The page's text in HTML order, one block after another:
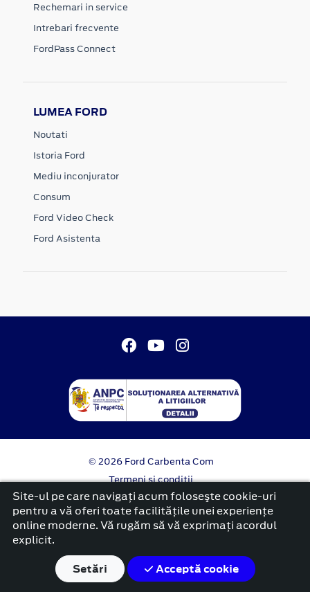
Rechemari in service
Intrebari frecvente
FordPass Connect
LUMEA FORD
Noutati
Istoria Ford
Mediu inconjurator
Consum
Ford Video Check
Ford Asistenta
© 2026 Ford Carbenta Com
Termeni si conditii
Confidentialitate
Politica cookies
platformă dezvoltată de Workleto
Site-ul pe care navigați acum foloseşte cookie-uri
pentru a vă oferi toate facilitățile unei experiențe
online moderne. Vă rugăm să vă exprimați acordul
explicit.
Setări
Acceptă cookie